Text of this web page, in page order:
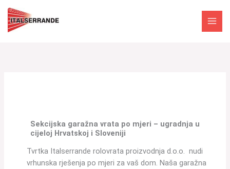
Skip
content
Sekcijska garažna vrata po mjeri – ugradnja u
cijeloj Hrvatskoj i Sloveniji
Tvrtka Italserrande rolovrata proizvodnja d.o.o. nudi
vrhunska rješenja po mjeri za vaš dom. Naša garažna